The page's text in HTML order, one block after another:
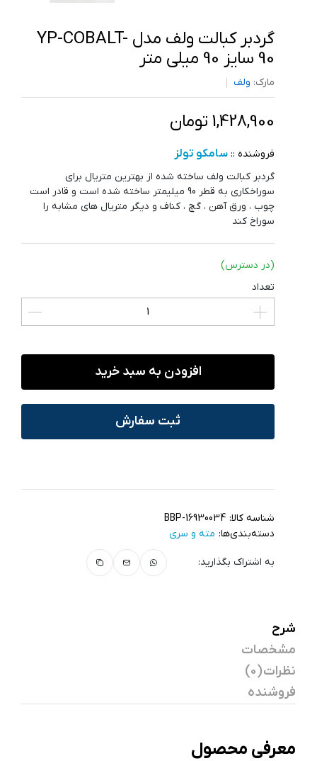
گردبر کبالت ولف مدل YP-COBALT-
90 سایز 90 میلی متر
مارک: ولف
1,428,900 تومان
فروشنده :: سامکو تولز
گردبر کبالت ولف ساخته شده از بهترین متریال برای
سوراخکاری به قطر 90 میلیمتر ساخته شده است و قادر است
چوب ، ورق آهن ، گچ ، کناف و دیگر متریال های مشابه را
سوراخ کند
(در دسترس)
تعداد
افزودن به سبد خرید
ثبت سفارش
شناسه کالا: BBP-16930034
دسته‌بندی‌ها: مته و سری
به اشتراک بگذارید:
شرح
مشخصات
نظرات (0)
فروشنده
معرفی محصول